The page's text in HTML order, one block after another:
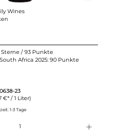
Wines
/ 93 Punkte
Africa 2025: 90 Punkte
23
€* / 1 Liter)
1-3 Tage